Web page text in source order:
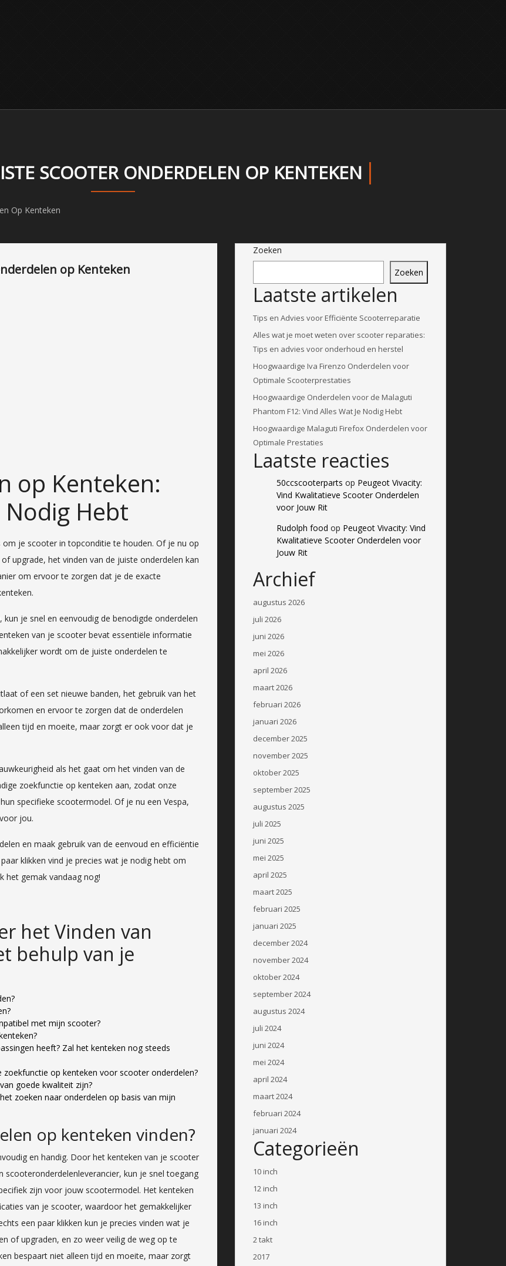
SCOOTER ONDERDELEN OP KENTEKEN
Op Kenteken
op Kenteken
op Kenteken:
Nodig Hebt
je scooter in topconditie te houden. Of je nu op
upgrade, het vinden van de juiste onderdelen kan
om ervoor te zorgen dat je de exacte
je snel en eenvoudig de benodigde onderdelen
van je scooter bevat essentiële informatie
wordt om de juiste onderdelen te
of een set nieuwe banden, het gebruik van het
en ervoor te zorgen dat de onderdelen
tijd en moeite, maar zorgt er ook voor dat je
als het gaat om het vinden van de
zoekfunctie op kenteken aan, zodat onze
specifieke scootermodel. Of je nu een Vespa,
jou.
en maak gebruik van de eenvoud en efficiëntie
klikken vind je precies wat je nodig hebt om
het gemak vandaag nog!
het Vinden van
behulp van je
met mijn scooter?
heeft? Zal het kenteken nog steeds
op kenteken voor scooter onderdelen?
goede kwaliteit zijn?
zoeken naar onderdelen op basis van mijn
op kenteken vinden?
en handig. Door het kenteken van je scooter
kun je snel toegang
zijn voor jouw scootermodel. Het kenteken
van je scooter, waardoor het gemakkelijker
een paar klikken kun je precies vinden wat je
of upgraden, en zo weer veilig de weg op te
bespaart niet alleen tijd en moeite, maar zorgt
Zoeken
Zoeken
Laatste artikelen
Tips en Advies voor Efficiënte Scooterreparatie
Alles wat je moet weten over scooter reparaties:
Tips en advies voor onderhoud en herstel
Hoogwaardige Iva Firenzo Onderdelen voor
Optimale Scooterprestaties
Hoogwaardige Onderdelen voor de Malaguti
Phantom F12: Vind Alles Wat Je Nodig Hebt
Hoogwaardige Malaguti Firefox Onderdelen voor
Optimale Prestaties
Laatste reacties
50ccscooterparts op Peugeot Vivacity:
Vind Kwalitatieve Scooter Onderdelen
voor Jouw Rit
Rudolph food op Peugeot Vivacity: Vind
Kwalitatieve Scooter Onderdelen voor
Jouw Rit
Archief
augustus 2026
juli 2026
juni 2026
mei 2026
april 2026
maart 2026
februari 2026
januari 2026
december 2025
november 2025
oktober 2025
september 2025
augustus 2025
juli 2025
juni 2025
mei 2025
april 2025
maart 2025
februari 2025
januari 2025
december 2024
november 2024
oktober 2024
september 2024
augustus 2024
juli 2024
juni 2024
mei 2024
april 2024
maart 2024
februari 2024
januari 2024
Categorieën
10 inch
12 inch
13 inch
16 inch
2 takt
2017